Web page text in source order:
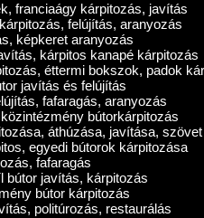
franciaágy kárpitozás, javítás
felújítás, aranyozás
képkeret aranyozás
kárpitos kanapé kárpitozás
éttermi bokszok, padok
javítás és felújítás
fafaragás, aranyozás
bútorkárpitozás
áthúzása, javítása,
egyedi bútorok kárpitozása
fafaragás
bútor javítás, kárpitozás
bútor kárpitozás
politúrozás, restaurálás